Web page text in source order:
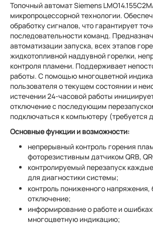
Топочный автомат Siemens
микропроцессорной технологии.
обработку сигналов, что гарантирует
последовательности команд.
автоматизации запуска, всех этапов
жидкотопливной наддувной горелки,
контроля пламени. Поддерживает
работы. С помощью многоцветной
пользователя о текущем состоянии и
истечении 24-часовой работы
отключение с последующим
подключаться к компьютеру (требуется
Основные функции и возможности:
непрерывный контроль горения
фоторезистивным датчиком QRB,
контролируемый перезапуск
для диагностики системы;
контроль пониженного напряжения,
отключение;
информирование о работе и
многоцветную индикацию;